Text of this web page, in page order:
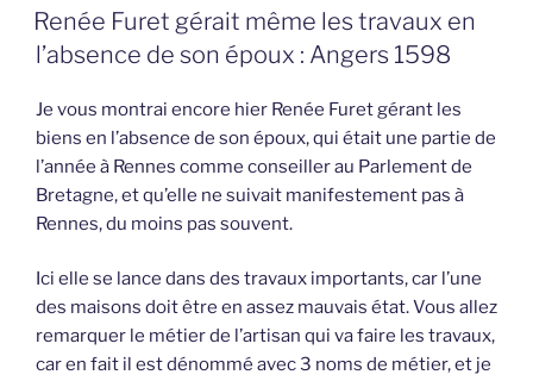
LE
Renée Furet gérait même les travaux en
l’absence de son époux : Angers 1598
Je vous montrai encore hier Renée Furet gérant les
biens en l’absence de son époux, qui était une partie de
l’année à Rennes comme conseiller au Parlement de
Bretagne, et qu’elle ne suivait manifestement pas à
Rennes, du moins pas souvent.
Ici elle se lance dans des travaux importants, car l’une
des maisons doit être en assez mauvais état. Vous allez
remarquer le métier de l’artisan qui va faire les travaux,
car en fait il est dénommé avec 3 noms de métier, et je